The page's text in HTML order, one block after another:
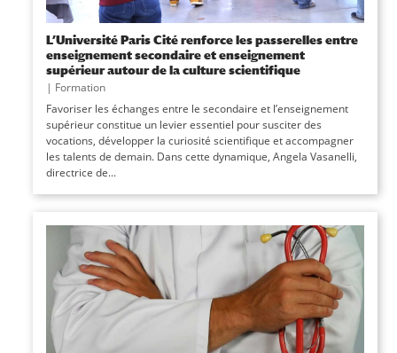
L’Université Paris Cité renforce les passerelles entre
enseignement secondaire et enseignement
supérieur autour de la culture scientifique
| Formation
Favoriser les échanges entre le secondaire et l’enseignement
supérieur constitue un levier essentiel pour susciter des
vocations, développer la curiosité scientifique et accompagner
les talents de demain. Dans cette dynamique, Angela Vasanelli,
directrice de...